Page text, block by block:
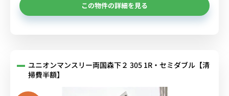
この物件の詳細を見る
ユニオンマンスリー両国森下２ 305 1R・セミダブル【清
掃費半額】